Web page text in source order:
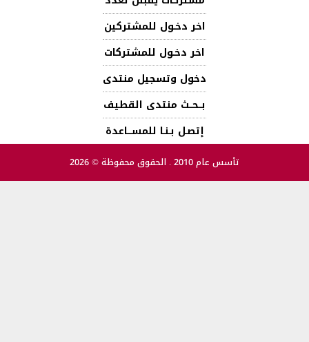
اخر دخـول للمشتركين
اخر دخـول للمشتركات
دخول وتسجيل منتدى
بــحــث منتدى القطيف
إتصـل بـنـا للمســـاعدة
تأسس عام 2010 . الحقوق محفوظة © 2026